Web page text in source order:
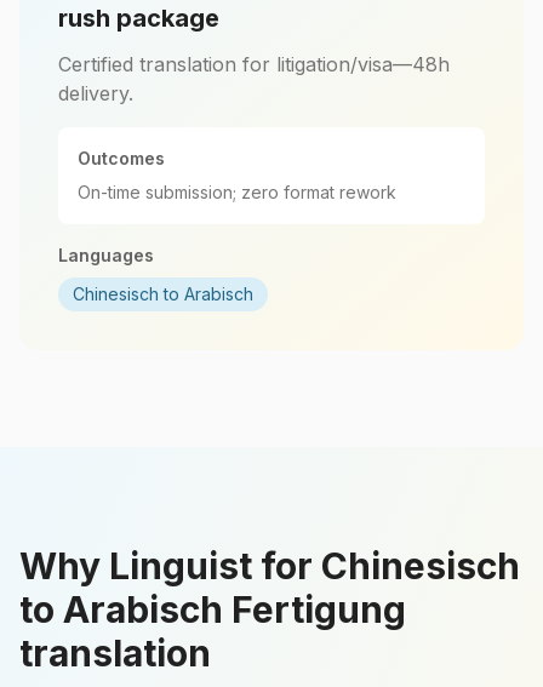
rush package
Certified translation for litigation/visa—48h
delivery.
Outcomes
On-time submission; zero format rework
Languages
Chinesisch to Arabisch
Why Linguist for Chinesisch
to Arabisch Fertigung
translation